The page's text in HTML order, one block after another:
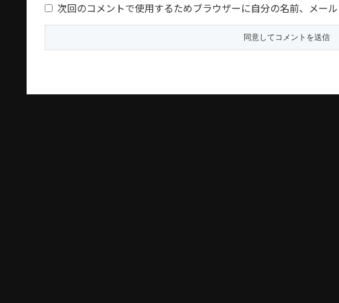
次回のコメントで使用するためブラウザーに自分の名前、メー